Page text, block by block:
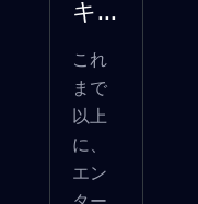
キ...
これ
まで
以上
に、
エン